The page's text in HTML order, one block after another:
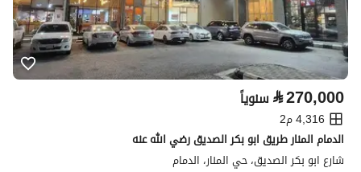
⃁270,000 سنوياً
4,316 م2
الدمام المنار طريق ابو بكر الصديق رضي الله عنه
شارع ابو بكر الصديق، حي المنار، الدمام